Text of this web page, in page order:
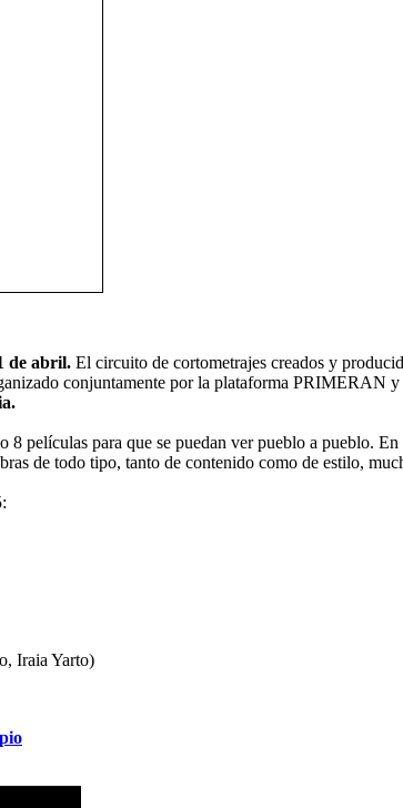
de abril. El circuito de cortometrajes creados y
conjuntamente por la plataforma PRIMERAN
8 películas para que se puedan ver pueblo a pueblo.
de todo tipo, tanto de contenido como de estilo,
Iraia Yarto)